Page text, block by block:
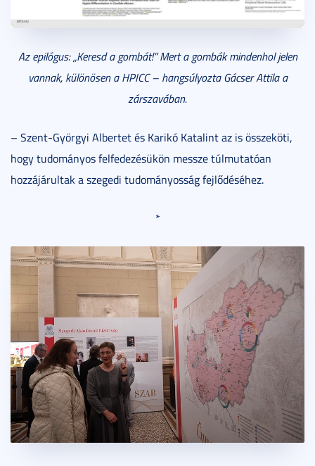
Az epilógus: „Keresd a gombát!” Mert a gombák mindenhol jelen
vannak, különösen a HPICC – hangsúlyozta Gácser Attila a
zárszavában.
– Szent-Györgyi Albertet és Karikó Katalint az is összeköti,
hogy tudományos felfedezésükön messze túlmutatóan
hozzájárultak a szegedi tudományosság fejlődéséhez.
*